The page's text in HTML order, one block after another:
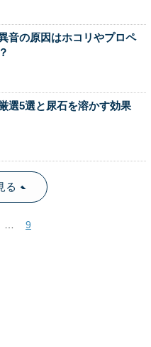
音の原因はホコリやプロペ
選5選と尿石を溶かす効果
る
9